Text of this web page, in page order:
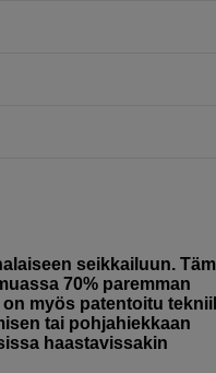
seikkailuun.
70% paremman
myös patentoitu
tai pohjahiekkaan
haastavissakin